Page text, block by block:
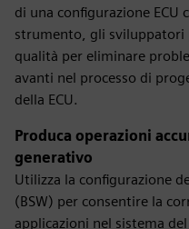
di una configurazione
strumento, gli
qualità per eliminare
avanti nel processo di
della ECU.
Produca operazioni
generativo
Utilizza la configurazione
(BSW) per consentire la
applicazioni nel sistema